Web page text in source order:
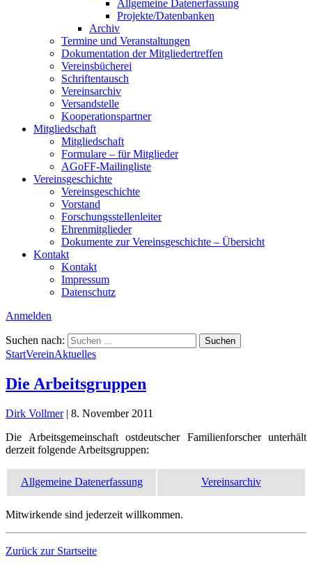
Allgemeine Datenerfassung
Projekte/Datenbanken
Archiv
Termine und Veranstaltungen
Dokumentation der Mitgliedertreffen
Vereinsbücherei
Schriftentausch
Vereinsarchiv
Versandstelle
Kooperationspartner
Mitgliedschaft
Mitgliedschaft
Formulare – für Mitglieder
AGoFF-Mailingliste
Vereinsgeschichte
Vereinsgeschichte
Vorstand
Forschungsstellenleiter
Ehrenmitglieder
Dokumente zur Vereinsgeschichte – Übersicht
Kontakt
Kontakt
Impressum
Datenschutz
Anmelden
Suchen nach:
StartVereinAktuelles
Die Arbeitsgruppen
Dirk Vollmer | 8. November 2011
Die Arbeitsgemeinschaft ostdeutscher Familienforscher unterhält
derzeit folgende Arbeitsgruppen:
Allgemeine Datenerfassung Vereinsarchiv
Mitwirkende sind jederzeit willkommen.
Zurück zur Startseite